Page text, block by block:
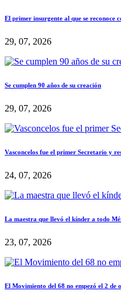
El primer insurgente al que se reconoce
29, 07, 2026
Se cumplen 90 años de su creación
29, 07, 2026
Vasconcelos fue el primer Secretario y
24, 07, 2026
La maestra que llevó el kínder a todo
23, 07, 2026
El Movimiento del 68 no empezó el 2 de